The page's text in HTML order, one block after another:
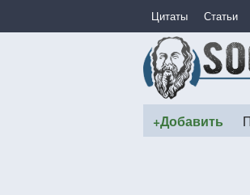
Цитаты Статьи
+Добавить